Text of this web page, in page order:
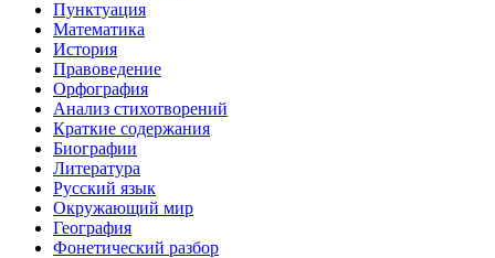
Пунктуация
Математика
История
Правоведение
Орфография
Анализ стихотворений
Краткие содержания
Биографии
Литература
Русский язык
Окружающий мир
География
Фонетический разбор